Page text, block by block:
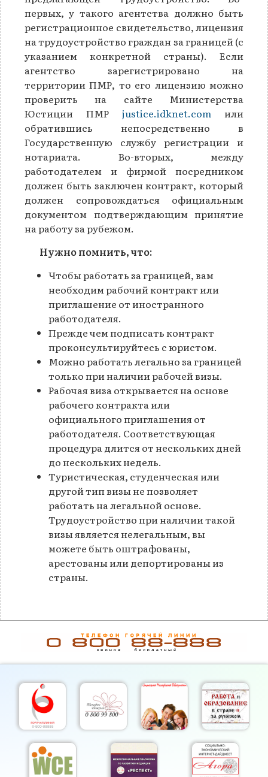
первых, у такого агентства должно быть
регистрационное свидетельство, лицензия
на трудоустройство граждан за границей (с
указанием конкретной страны). Если
агентство зарегистрировано на
территории ПМР, то его лицензию можно
проверить на сайте Министерства
Юстиции ПМР justice.idknet.com или
обратившись непосредственно в
Государственную службу регистрации и
нотариата. Во-вторых, между
работодателем и фирмой посредником
должен быть заключен контракт, который
должен сопровождаться официальным
документом подтверждающим принятие
на работу за рубежом.
Нужно помнить, что:
Чтобы работать за границей, вам
необходим рабочий контракт или
приглашение от иностранного
работодателя.
Прежде чем подписать контракт
проконсультируйтесь с юристом.
Можно работать легально за границей
только при наличии рабочей визы.
Рабочая виза открывается на основе
рабочего контракта или
официального приглашения от
работодателя. Соответствующая
процедура длится от нескольких дней
до нескольких недель.
Туристическая, студенческая или
другой тип визы не позволяет
работать на легальной основе.
Трудоустройство при наличии такой
визы является нелегальным, вы
можете быть оштрафованы,
арестованы или депортированы из
страны.